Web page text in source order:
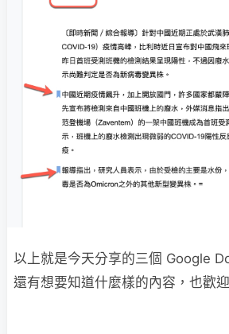
以上就是今天分享的三個 Google
還有想要知道什麼樣的內容，也歡